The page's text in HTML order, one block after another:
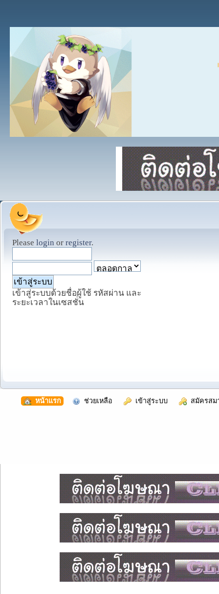
Please login or register.
เข้าสู่ระบบด้วยชื่อผู้ใช้ รหัสผ่าน และ
ระยะเวลาในเซสชั่น
หน้าแรก ช่วยเหลือ เข้าสู่ระบบ สมัครสม